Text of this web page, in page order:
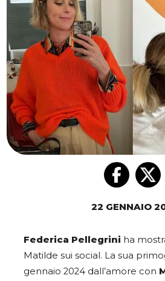
22 GENNAIO
Federica Pellegrini ha
Matilde sui social. La sua
gennaio 2024 dall’amore con